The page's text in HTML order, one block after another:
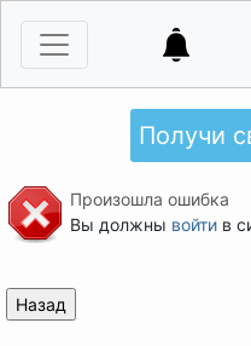
Получи
Произошла ошибка
Вы должны войтив